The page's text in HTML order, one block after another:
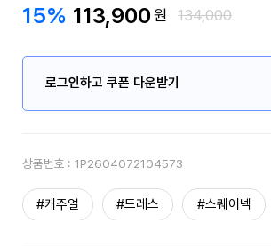
15% 113,900원 134,000
로그인하고 쿠폰 다운받기
상품번호 : 1P2604072104573
#캐주얼 #드레스 #스퀘어넥